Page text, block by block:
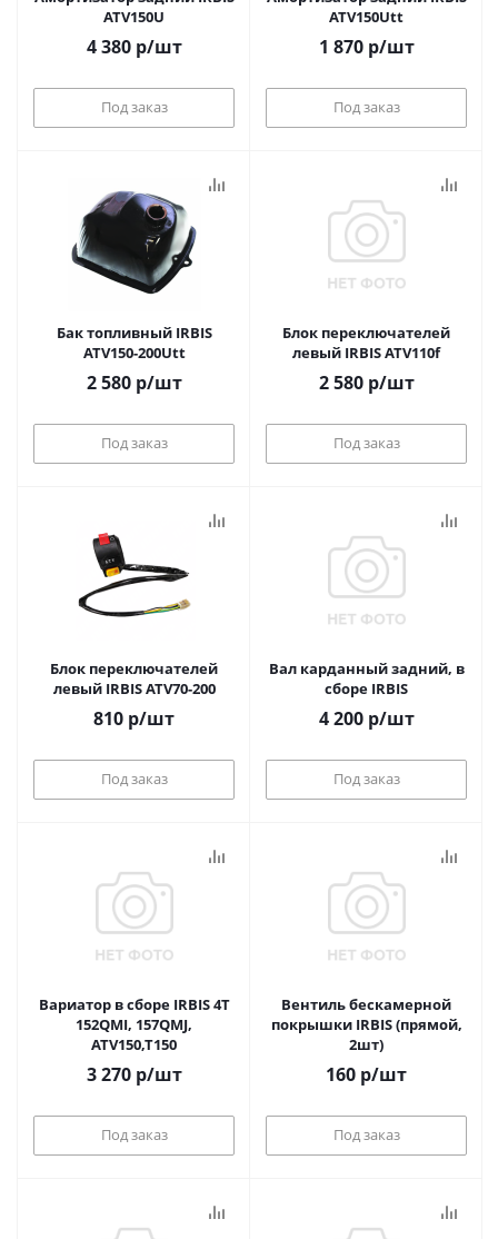
ATV150U
4 380р/шт
Под заказ
ATV150Utt
1 870р/шт
Под заказ
Бак топливный IRBIS
ATV150-200Utt
2 580р/шт
Под заказ
Блок переключателей
левый IRBIS ATV110f
2 580р/шт
Под заказ
Блок переключателей
левый IRBIS ATV70-200
810 р/шт
Под заказ
Вал карданный задний, в
сборе IRBIS
4 200р/шт
Под заказ
Вариатор в сборе IRBIS 4T
152QMI, 157QMJ,
ATV150,T150
3 270р/шт
Под заказ
Вентиль бескамерной
покрышки IRBIS (прямой,
2шт)
160 р/шт
Под заказ